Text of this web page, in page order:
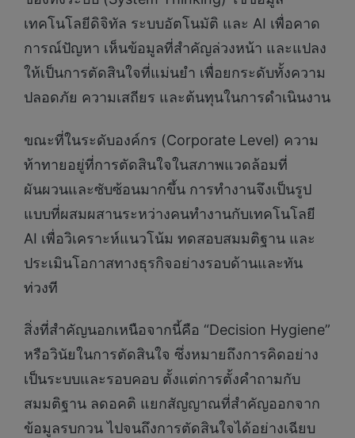
เทคโนโลยีดิจิทัล ระบบอัตโนมัติ และ AI เพื่อคาด
การณ์ปัญหา เห็นข้อมูลที่สำคัญล่วงหน้า และแปลง
ให้เป็นการตัดสินใจที่แม่นยำ เพื่อยกระดับทั้งความ
ปลอดภัย ความเสถียร และต้นทุนในการดำเนินงาน
ขณะที่ในระดับองค์กร (Corporate Level) ความ
ท้าทายอยู่ที่การตัดสินใจในสภาพแวดล้อมที่
ผันผวนและซับซ้อนมากขึ้น การทำงานจึงเป็นรูป
แบบที่ผสมผสานระหว่างคนทำงานกับเทคโนโลยี
AI เพื่อวิเคราะห์แนวโน้ม ทดสอบสมมติฐาน และ
ประเมินโอกาสทางธุรกิจอย่างรอบด้านและทัน
ท่วงที
สิ่งที่สำคัญนอกเหนือจากนี้คือ “Decision Hygiene”
หรือวินัยในการตัดสินใจ ซึ่งหมายถึงการคิดอย่าง
เป็นระบบและรอบคอบ ตั้งแต่การตั้งคำถามกับ
สมมติฐาน ลดอคติ แยกสัญญาณที่สำคัญออกจาก
ข้อมูลรบกวน ไปจนถึงการตัดสินใจได้อย่างเฉียบ